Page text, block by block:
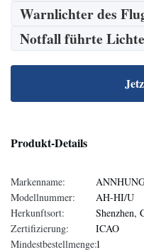
Warnlichter des
Notfall führte
Produkt-Details
Markenname:
Modellnummer:
AH-HI/U
Herkunftsort:
Shenzhen,
Zertifizierung:
ICAO
Mindestbestellmenge:1